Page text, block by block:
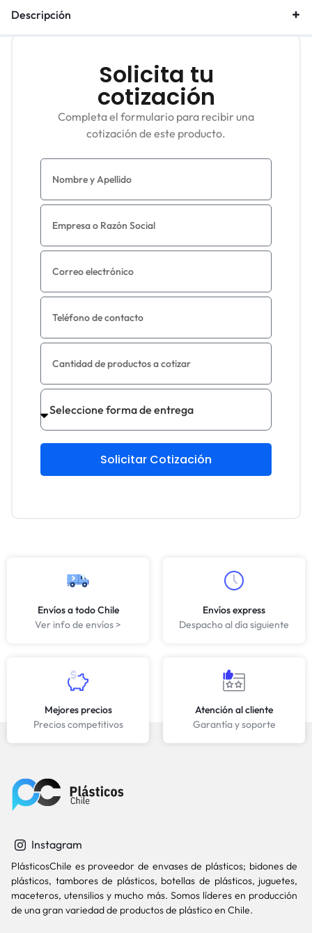
Descripción
Solicita tu
cotización
Completa el formulario para recibir una
cotización de este producto.
Solicitar Cotización
Envíos a todo Chile
Ver info de envíos >
Envíos express
Despacho al día siguiente
Mejores precios
Precios competitivos
Atención al cliente
Garantía y soporte
Instagram
PlásticosChile es proveedor de envases de plásticos; bidones de
plásticos, tambores de plásticos, botellas de plásticos, juguetes,
maceteros, utensilios y mucho más. Somos líderes en producción
de una gran variedad de productos de plástico en Chile.